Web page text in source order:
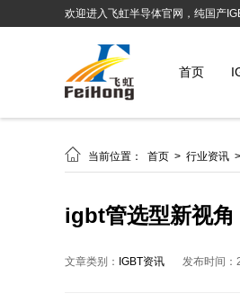
欢迎进入飞虹半导体官网，纯国产
首页
 当前位置： 首页 > 行业资讯 >
igbt管选型新视角
文章类别： IGBT资讯 发布时间